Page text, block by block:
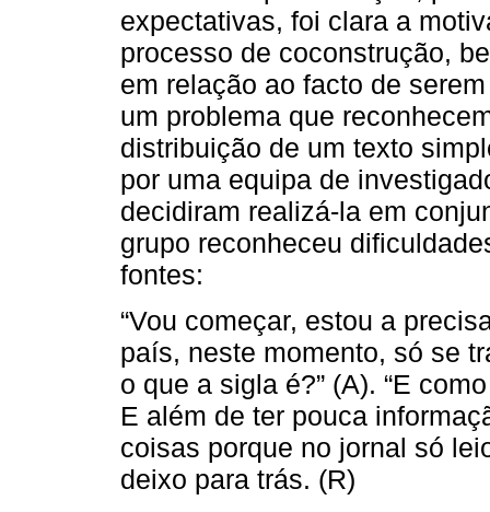
expectativas, foi clara a
processo de coconstrução,
em relação ao facto de
um problema que
distribuição de um texto
por uma equipa de
decidiram realizá-la em
grupo reconheceu
fontes:
“Vou começar, estou a
país, neste momento, só se
o que a sigla é?” (A). “E
E além de ter pouca
coisas porque no jornal só
deixo para trás. (R)